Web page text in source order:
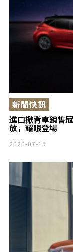
進口掀背車銷售
放，耀眼登場
新聞快訊
2020-07-15